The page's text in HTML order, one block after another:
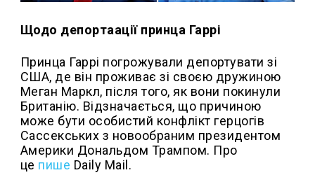
Щодо депортаації принца Гаррі
Принца Гаррі погрожували депортувати зі
США, де він проживає зі своєю дружиною
Меган Маркл, після того, як вони покинули
Британію. Відзначається, що причиною
може бути особистий конфлікт герцогів
Сассекських з новообраним президентом
Америки Дональдом Трампом. Про
це пише Daily Mail.